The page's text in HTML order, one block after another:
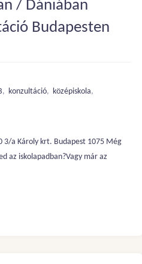
/ Dániában
Budapesten
, konzultáció, középiskola,
3/a Károly krt. Budapest 1075 Még
az iskolapadban?Vagy már az